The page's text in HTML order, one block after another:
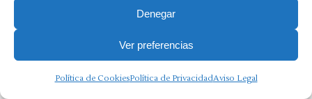
Denegar
Ver preferencias
Política de CookiesPolítica de PrivacidadAviso Legal
facturación, aprobado por el Real Decreto
prestaciones de servicios en cuya contratación
cuenta ajena, y los servicios de mediación en